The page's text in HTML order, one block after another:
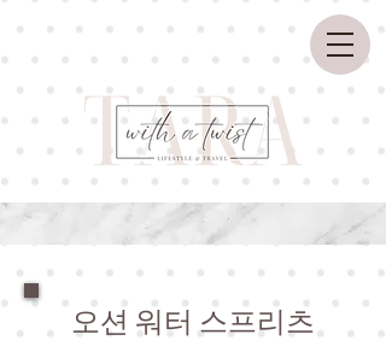
오션 워터 스프리츠